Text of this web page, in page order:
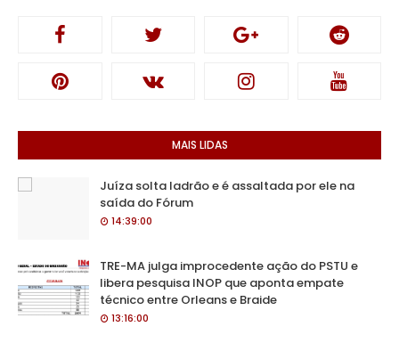
MAIS LIDAS
Juíza solta ladrão e é assaltada por ele na
saída do Fórum
14:39:00
TRE-MA julga improcedente ação do PSTU e
libera pesquisa INOP que aponta empate
técnico entre Orleans e Braide
13:16:00